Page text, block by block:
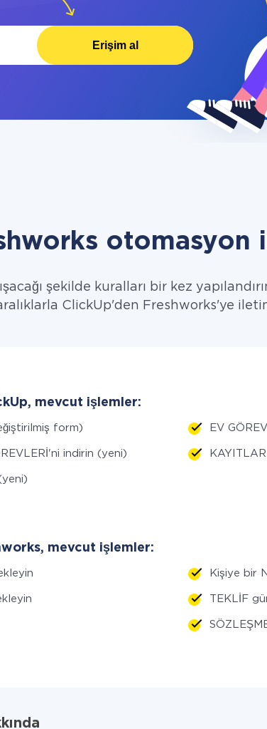
Erişim al
otomasyon
şekilde kuralları bir kez
ClickUp'den Freshworks'ye
mevcut işlemler:
form) EV
indirin (yeni)
mevcut işlemler:
Kişiye bir
TEKLİF